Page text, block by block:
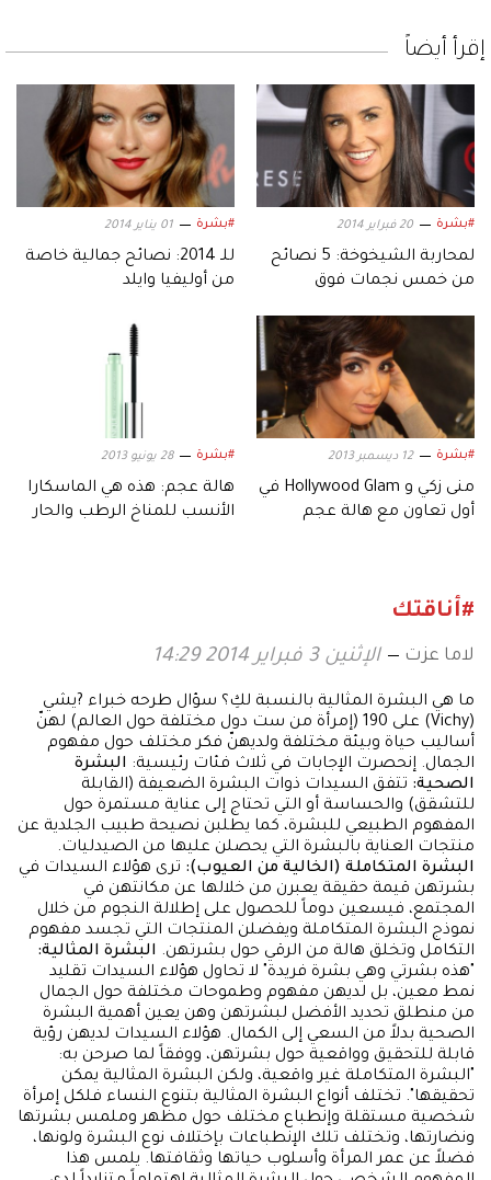
إقرأ أيضاً
#بشرة 20 فبراير 2014
لمحاربة الشيخوخة: 5 نصائح
من خمس نجمات فوق
#بشرة 01 يناير 2014
للـ 2014: نصائح جمالية خاصة
من أوليفيا وايلد
#بشرة 12 ديسمبر 2013
منى زكي و Hollywood Glam في
أول تعاون مع هالة عجم
#بشرة 28 يونيو 2013
هالة عجم: هذه هي الماسكارا
الأنسب للمناخ الرطب والحار
#أناقتك
لاما عزت الإثنين 3 فبراير 2014 14:29
ما هي البشرة المثالية بالنسبة لكِ؟ سؤال طرحه خبراء ?يشي
(Vichy) على 190 (إمرأة من ست دول مختلفة حول العالم) لهنّ
أساليب حياة وبيئة مختلفة ولديهنّ فكر مختلف حول مفهوم
الجمال. إنحصرت الإجابات في ثلاث فئات رئيسية: البشرة
الصحية: تتفق السيدات ذوات البشرة الضعيفة (القابلة
للتشقق) والحساسة أو التي تحتاج إلى عناية مستمرة حول
المفهوم الطبيعي للبشرة، كما يطلبن نصيحة طبيب الجلدية عن
منتجات العناية بالبشرة التي يحصلن عليها من الصيدليات.
البشرة المتكاملة (الخالية من العيوب): ترى هؤلاء السيدات في
بشرتهن قيمة حقيقة يعبرن من خلالها عن مكانتهن في
المجتمع، فيسعين دوماً للحصول على إطلالة النجوم من خلال
نموذج البشرة المتكاملة ويفضلن المنتجات التي تجسد مفهوم
التكامل وتخلق هالة من الرقي حول بشرتهن. البشرة المثالية:
"هذه بشرتي وهي بشرة فريدة" لا تحاول هؤلاء السيدات تقليد
نمط معين، بل لديهن مفهوم وطموحات مختلفة حول الجمال
من منطلق تحديد الأفضل لبشرتهن وهن يعين أهمية البشرة
الصحية بدلاً من السعي إلى الكمال. هؤلاء السيدات لديهن رؤية
قابلة للتحقيق وواقعية حول بشرتهن، ووفقاً لما صرحن به:
"البشرة المتكاملة غير واقعية، ولكن البشرة المثالية يمكن
تحقيقها". تختلف أنواع البشرة المثالية بتنوع النساء فلكل إمرأة
شخصية مستقلة وإنطباع مختلف حول مظهر وملمس بشرتها
ونضارتها، وتختلف تلك الإنطباعات بإختلاف نوع البشرة ولونها،
فضلاً عن عمر المرأة وأسلوب حياتها وثقافتها. يلمس هذا